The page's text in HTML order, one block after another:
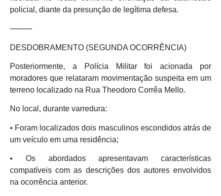
policial, diante da presunção de legítima defesa.
⸻
DESDOBRAMENTO (SEGUNDA OCORRÊNCIA)
Posteriormente, a Polícia Militar foi acionada por
moradores que relataram movimentação suspeita em um
terreno localizado na Rua Theodoro Corrêa Mello.
No local, durante varredura:
• Foram localizados dois masculinos escondidos atrás de
um veículo em uma residência;
• Os abordados apresentavam características
compatíveis com as descrições dos autores envolvidos
na ocorrência anterior.